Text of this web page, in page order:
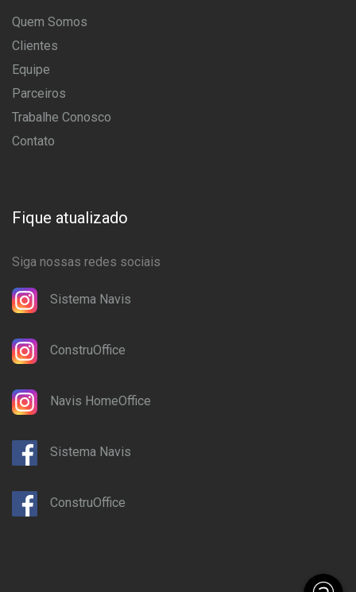
Quem Somos
Clientes
Equipe
Parceiros
Trabalhe Conosco
Contato
Fique atualizado
Siga nossas redes sociais
Sistema Navis
ConstruOffice
Navis HomeOffice
Sistema Navis
ConstruOffice